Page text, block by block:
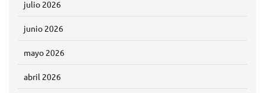
julio 2026
junio 2026
mayo 2026
abril 2026